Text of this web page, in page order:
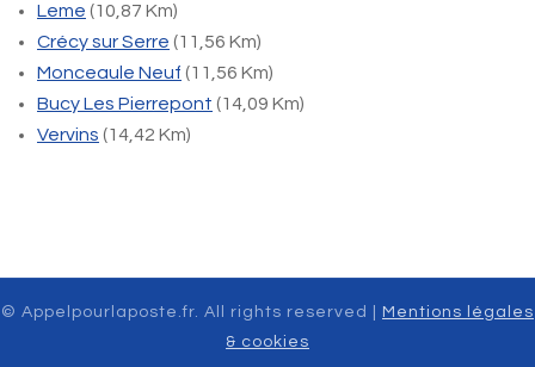
Leme (10,87 Km)
Crécy sur Serre (11,56 Km)
Monceaule Neuf (11,56 Km)
Bucy Les Pierrepont (14,09 Km)
Vervins (14,42 Km)
© Appelpourlaposte.fr. All rights reserved |
Mentions légales
& cookies